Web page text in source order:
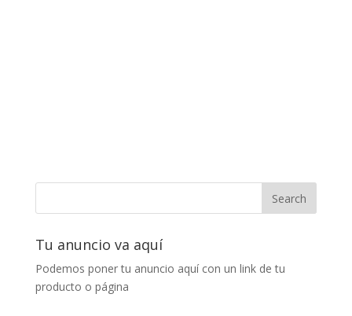
Tu anuncio va aquí
Podemos poner tu anuncio aquí con un link de tu
producto o página